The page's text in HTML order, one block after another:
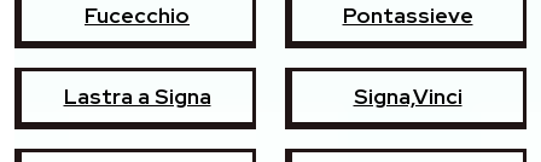
Fucecchio Pontassieve
Lastra a Signa Signa,Vinci